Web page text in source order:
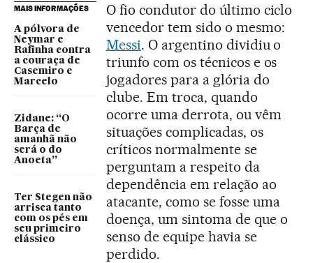
MAIS INFORMAÇÕES
A pólvora de
Neymar e
Rafinha contra
a couraça de
Casemiro e
Marcelo
Zidane: “O
Barça de
amanhã não
será o do
Anoeta”
Ter Stegen não
arrisca tanto
com os pés em
seu primeiro
clássico
O fio condutor do último ciclo
vencedor tem sido o mesmo:
Messi. O argentino dividiu o
triunfo com os técnicos e os
jogadores para a glória do
clube. Em troca, quando
ocorre uma derrota, ou vêm
situações complicadas, os
críticos normalmente se
perguntam a respeito da
dependência em relação ao
atacante, como se fosse uma
doença, um sintoma de que o
senso de equipe havia se
perdido.